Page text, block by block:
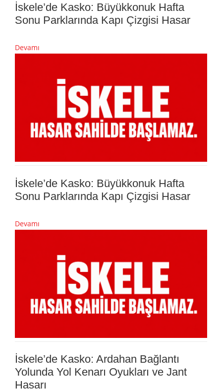
İskele’de Kasko: Büyükkonuk Hafta
Sonu Parklarında Kapı Çizgisi Hasar
Devamı
İskele’de Kasko: Büyükkonuk Hafta
Sonu Parklarında Kapı Çizgisi Hasar
Devamı
İskele’de Kasko: Ardahan Bağlantı
Yolunda Yol Kenarı Oyukları ve Jant
Hasarı